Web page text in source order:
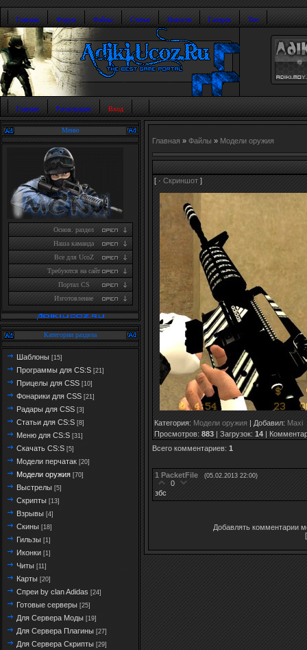
Главная Форум Файлы Статьи Новости Галерея Топ
Главная Регистрация Вход
Меню
Основ. раздел
Наша каманда
Все для UcoZ
Требуются на сайт
Портал CS
Изготовление
Категории раздела
Шаблоны [15]
Программы для CS:S [21]
Прицелы для CSS [10]
Фонарики для CSS [21]
Радары для CSS [3]
Статьи для CS:S [8]
Меню для CS:S [31]
Скачать CS:S [5]
Модели перчатак [20]
Модели оружия [70]
Выстрелы [5]
Скрипты [13]
Взрывы [4]
Скины [18]
Гильзы [1]
Иконки [1]
Читы [11]
Карты [20]
Спреи by clan Adidas [24]
Готовые серверы [25]
Для Сервера Моды [19]
Для Сервера Плагины [27]
Для Сервера Скрипты [29]
Главная » Файлы » Модели оружия
[ · Скриншот ]
Категория: Модели оружия | Добавил: Maxi
Просмотров: 883 | Загрузок: 14 |
Всего комментариев: 1
1 PacketFile (05.02.2013 22:00)
0
збс
Добавлять комментарии